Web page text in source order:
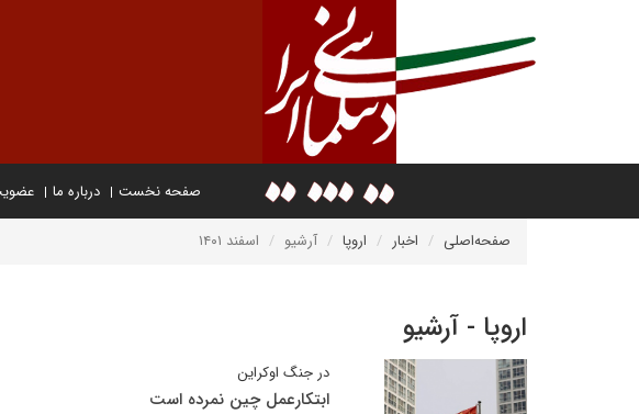
صفحه نخست درباره ما
صفحه‌اصلی اخبار اروپا آرشیو اسفند ۱۴۰۱
اروپا - آرشیو
در جنگ اوکراین
ابتکارعمل چین نمرده است